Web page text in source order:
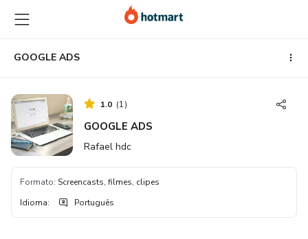
para
o
conteúdo
principal
para
o
pagamento
para
o
rodapé
GOOGLE ADS
1.0 (1)
GOOGLE ADS
Rafael hdc
Formato: Screencasts, filmes, clipes
Idioma: Português